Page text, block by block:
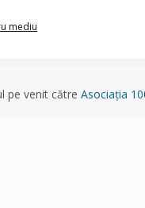
mediu
pe venit către Asociația